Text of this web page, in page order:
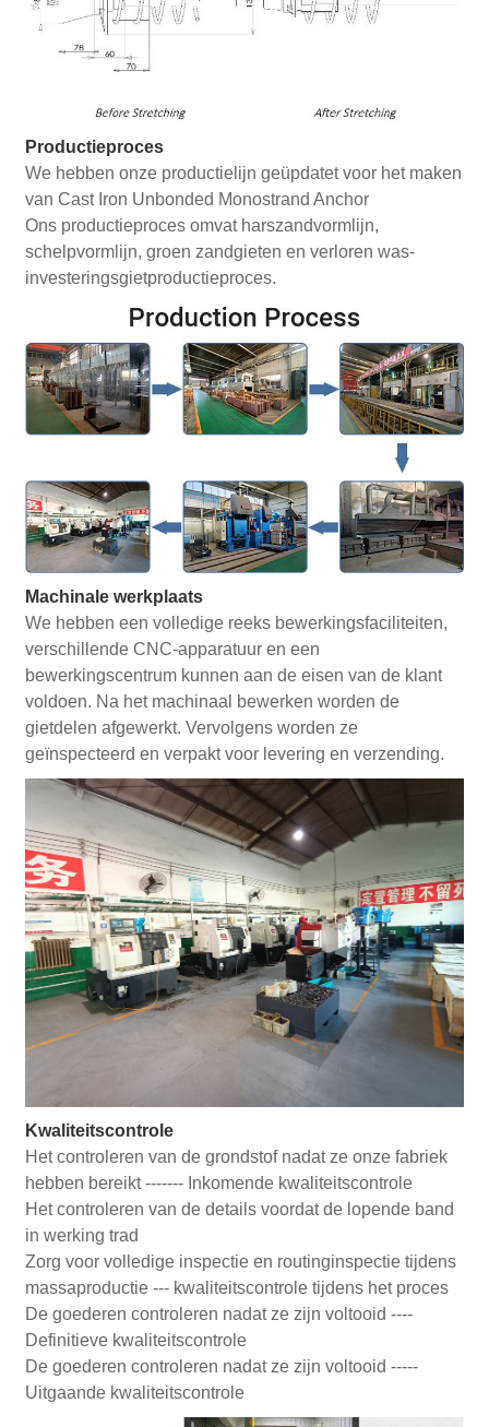
Productieproces
We hebben onze productielijn geüpdatet voor het maken
van Cast Iron Unbonded Monostrand Anchor
Ons productieproces omvat harszandvormlijn,
schelpvormlijn, groen zandgieten en verloren was-
investeringsgietproductieproces.
Machinale werkplaats
We hebben een volledige reeks bewerkingsfaciliteiten,
verschillende CNC-apparatuur en een
bewerkingscentrum kunnen aan de eisen van de klant
voldoen. Na het machinaal bewerken worden de
gietdelen afgewerkt. Vervolgens worden ze
geïnspecteerd en verpakt voor levering en verzending.
Kwaliteitscontrole
Het controleren van de grondstof nadat ze onze fabriek
hebben bereikt ------- Inkomende kwaliteitscontrole
Het controleren van de details voordat de lopende band
in werking trad
Zorg voor volledige inspectie en routinginspectie tijdens
massaproductie --- kwaliteitscontrole tijdens het proces
De goederen controleren nadat ze zijn voltooid ----
Definitieve kwaliteitscontrole
De goederen controleren nadat ze zijn voltooid -----
Uitgaande kwaliteitscontrole